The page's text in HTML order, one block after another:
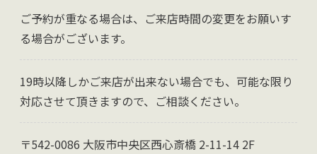
ご予約が重なる場合は、ご来店時間の変更をお願いす
る場合がございます。
19時以降しかご来店が出来ない場合でも、可能な限り
対応させて頂きますので、ご相談ください。
〒542-0086 大阪市中央区西心斎橋 2-11-14 2F